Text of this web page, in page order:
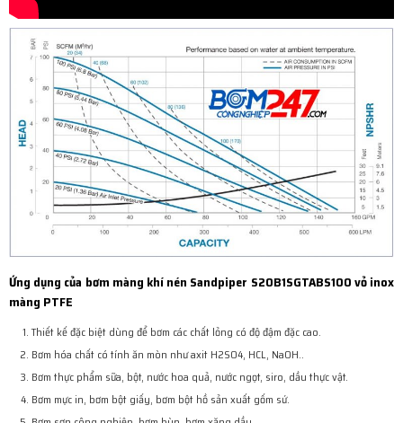
Ứng dụng của bơm màng khí nén Sandpiper S20B1SGTABS100 vỏ inox
màng PTFE
Thiết kế đặc biệt dùng để bơm các chất lỏng có độ đậm đặc cao.
Bơm hóa chất có tính ăn mòn như axit H2SO4, HCL, NaOH..
Bơm thực phẩm sữa, bột, nước hoa quả, nước ngọt, siro, dầu thực vật.
Bơm mực in, bơm bột giấy, bơm bột hồ sản xuất gốm sứ.